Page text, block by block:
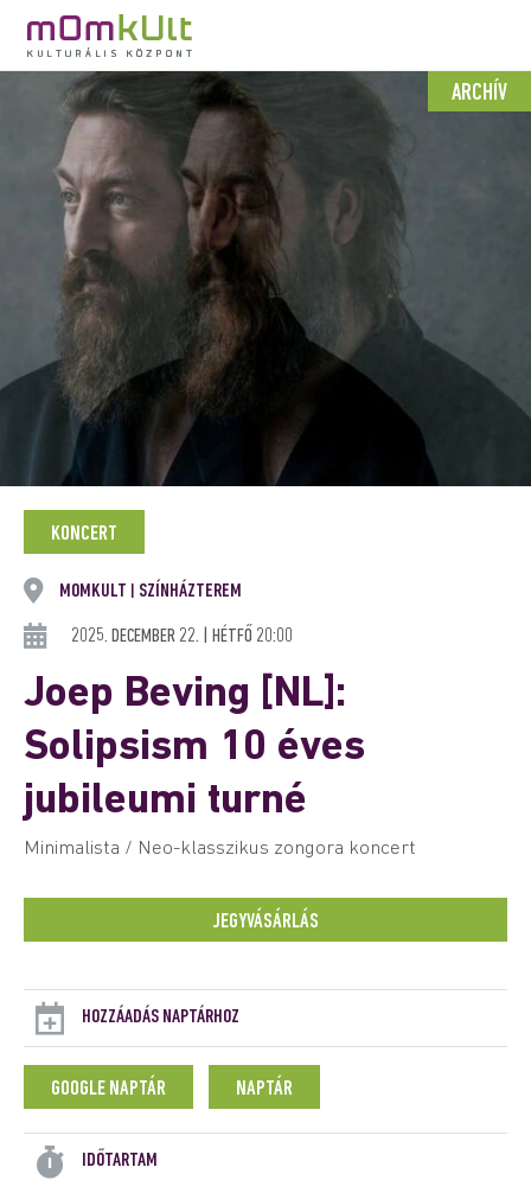
ARCHÍV
KONCERT
MOMKULT SZÍNHÁZTEREM
2025. DECEMBER 22. | HÉTFŐ 20:00
Joep Beving [NL]:
Solipsism 10 éves
jubileumi turné
Minimalista / Neo-klasszikus zongora koncert
JEGYVÁSÁRLÁS
HOZZÁADÁS NAPTÁRHOZ
GOOGLE NAPTÁR NAPTÁR
IDŐTARTAM